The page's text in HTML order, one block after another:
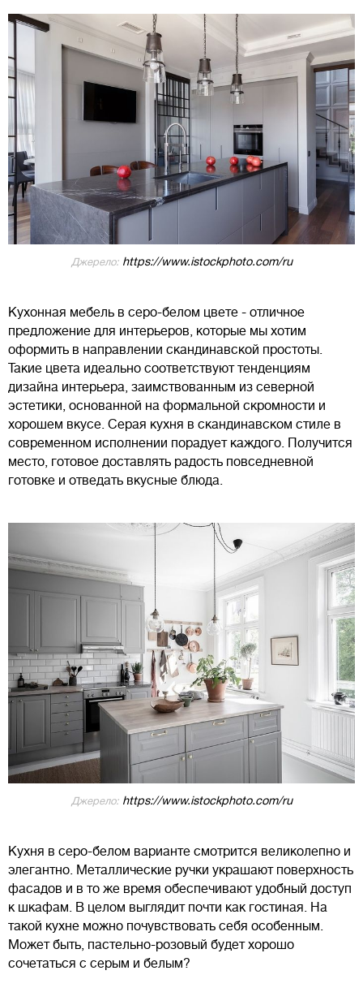
Джерело:https://www.istockphoto.com/ru
Кухонная мебель в серо-белом цвете - отличное
предложение для интерьеров, которые мы хотим
оформить в направлении скандинавской простоты.
Такие цвета идеально соответствуют тенденциям
дизайна интерьера, заимствованным из северной
эстетики, основанной на формальной скромности и
хорошем вкусе. Серая кухня в скандинавском стиле в
современном исполнении порадует каждого. Получится
место, готовое доставлять радость повседневной
готовке и отведать вкусные блюда.
Джерело:https://www.istockphoto.com/ru
Кухня в серо-белом варианте смотрится великолепно и
элегантно. Металлические ручки украшают поверхность
фасадов и в то же время обеспечивают удобный доступ
к шкафам. В целом выглядит почти как гостиная. На
такой кухне можно почувствовать себя особенным.
Может быть, пастельно-розовый будет хорошо
сочетаться с серым и белым?